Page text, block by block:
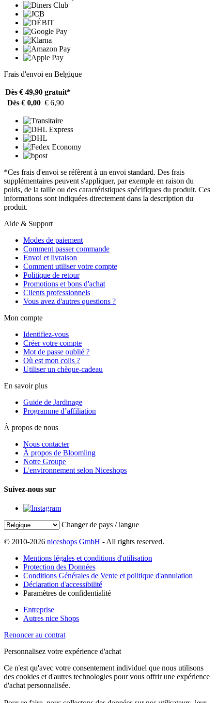
Frais d'envoi en Belgique
Dès € 49,90 gratuit*
Dès € 0,00 € 6,90
*Ces frais d'envoi se réfèrent à un envoi standard. Des frais
supplémentaires peuvent s'appliquer, par exemple en raison du
poids, de la taille ou des caractéristiques spécifiques du produit. Ces
informations sont indiquées directement dans la description du
produit.
Aide & Support
Modes de paiement
Comment passer commande
Envoi et livraison
Comment utiliser votre compte
Politique de retour
Promotions et bons d'achat
Clients professionnels
Vous avez d'autres questions ?
Mon compte
Identifiez-vous
Créer votre compte
Mot de passe oublié ?
Où est mon colis ?
Utiliser un chèque-cadeau
En savoir plus
Guide de Jardinage
Programme d’affiliation
À propos de nous
Nous contacter
À propos de Bloomling
Notre Groupe
L'environnement selon Niceshops
Suivez-nous sur
Changer de pays / langue
© 2010-2026 niceshops GmbH - All rights reserved.
Mentions légales et conditions d'utilisation
Protection des Données
Conditions Générales de Vente et politique d'annulation
Déclaration d'accessibilité
Paramètres de confidentialité
Entreprise
Autres nice Shops
Renoncer au contrat
Personnalisez votre expérience d'achat
Ce n'est qu'avec votre consentement individuel que nous utilisons
des cookies et d'autres technologies pour vous offrir une expérience
d'achat personnalisée.